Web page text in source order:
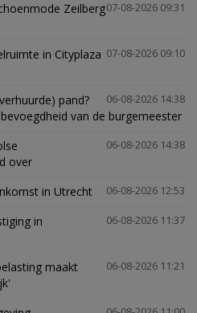
07-08-2026 09:31
Zeilberg
07-08-2026 09:10
in Cityplaza
06-08-2026 14:38
pand?
van de burgemeester
06-08-2026 14:38
over
06-08-2026 12:53
in Utrecht
06-08-2026 11:37
in
06-08-2026 11:21
maakt